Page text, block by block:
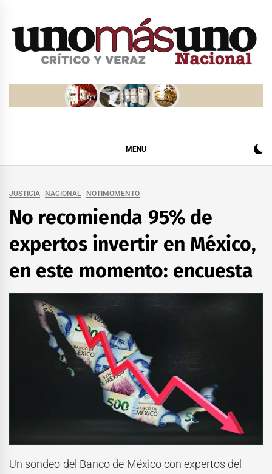
MENU
JUSTICIA NACIONAL NOTIMOMENTO
No recomienda 95% de
expertos invertir en México,
en este momento: encuesta
Un sondeo del Banco de México con expertos del